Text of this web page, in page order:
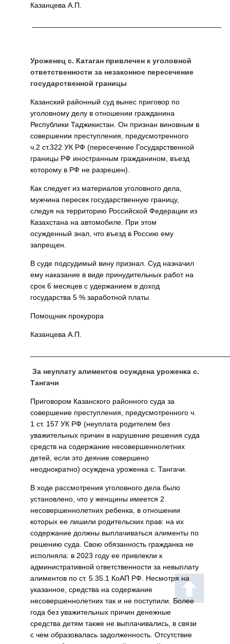
Казанцева А.П.
Уроженец с. Катаган привлечен к уголовной
ответственности за незаконное пересечение
государственной границы
Казанский районный суд вынес приговор по
уголовному делу в отношении гражданина
Республики Таджикистан. Он признан виновным в
совершении преступления, предусмотренного
ч.2 ст.322 УК РФ (пересечение Государственной
границы РФ иностранным гражданином, въезд
которому в РФ не разрешен).
Как следует из материалов уголовного дела,
мужчина пересек государственную границу,
следуя на территорию Российской Федерации из
Казахстана на автомобиле. При этом
осужденный знал, что въезд в Россию ему
запрещен.
В суде подсудимый вину признал. Суд назначил
ему наказание в виде принудительных работ на
срок 6 месяцев с удержанием в доход
государства 5 % заработной платы.
Помощник прокурора
Казанцева А.П.
За неуплату алиментов осуждена уроженка с.
Тангачи
Приговором Казанского районного суда за
совершение преступления, предусмотренного ч.
1 ст. 157 УК РФ (неуплата родителем без
уважительных причин в нарушение решения суда
средств на содержание несовершеннолетних
детей, если это деяние совершено
неоднократно) осуждена уроженка с. Тангачи.
В ходе рассмотрения уголовного дела было
установлено, что у женщины имеется 2
несовершеннолетних ребенка, в отношении
которых ее лишили родительских прав: на их
содержание должны выплачиваться алименты по
решению суда. Свою обязанность гражданка не
исполняла: в 2023 году ее привлекли к
административной ответственности за невыплату
алиментов по ст. 5.35.1 КоАП РФ. Несмотря на
указанное, средства на содержание
несовершеннолетних так и не поступили. Более
года без уважительных причин денежные
средства детям также не выплачивались, в связи
с чем образовалась задолженность. Отсутствие